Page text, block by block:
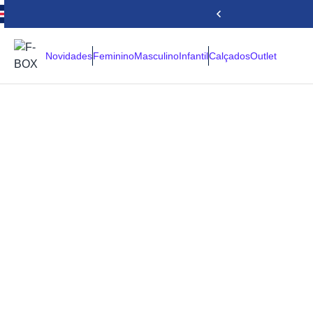
NovidadesFemininoMasculinoInfantilCalçadosOutlet